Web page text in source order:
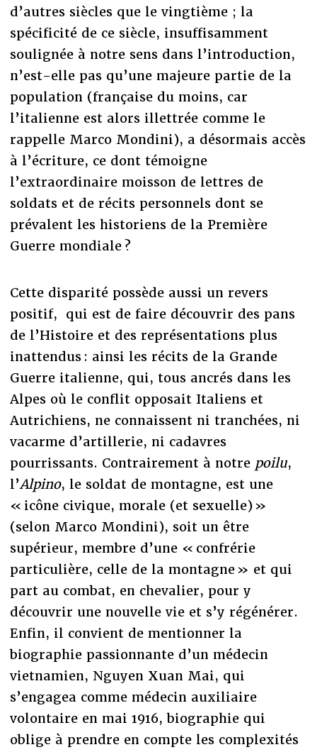
d’autres siècles que le vingtième ; la
spécificité de ce siècle, insuffisamment
soulignée à notre sens dans l’introduction,
n’est-elle pas qu’une majeure partie de la
population (française du moins, car
l’italienne est alors illettrée comme le
rappelle Marco Mondini), a désormais accès
à l’écriture, ce dont témoigne
l’extraordinaire moisson de lettres de
soldats et de récits personnels dont se
prévalent les historiens de la Première
Guerre mondiale ?
Cette disparité possède aussi un revers
positif, qui est de faire découvrir des pans
de l’Histoire et des représentations plus
inattendus : ainsi les récits de la Grande
Guerre italienne, qui, tous ancrés dans les
Alpes où le conflit opposait Italiens et
Autrichiens, ne connaissent ni tranchées, ni
vacarme d’artillerie, ni cadavres
pourrissants. Contrairement à notre poilu,
l’Alpino, le soldat de montagne, est une
« icône civique, morale (et sexuelle) »
(selon Marco Mondini), soit un être
supérieur, membre d’une « confrérie
particulière, celle de la montagne » et qui
part au combat, en chevalier, pour y
découvrir une nouvelle vie et s’y régénérer.
Enfin, il convient de mentionner la
biographie passionnante d’un médecin
vietnamien, Nguyen Xuan Mai, qui
s’engagea comme médecin auxiliaire
volontaire en mai 1916, biographie qui
oblige à prendre en compte les complexités